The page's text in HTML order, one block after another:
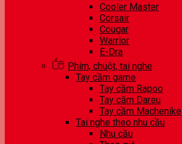
Cooler Master
Corsair
Cougar
Warrior
E-Dra
Phím, chuột, tai nghe
Tay cầm game
Tay cầm Rapoo
Tay cầm Dareu
Tay cầm Machenike
Tai nghe theo nhu cầu
Nhu cầu